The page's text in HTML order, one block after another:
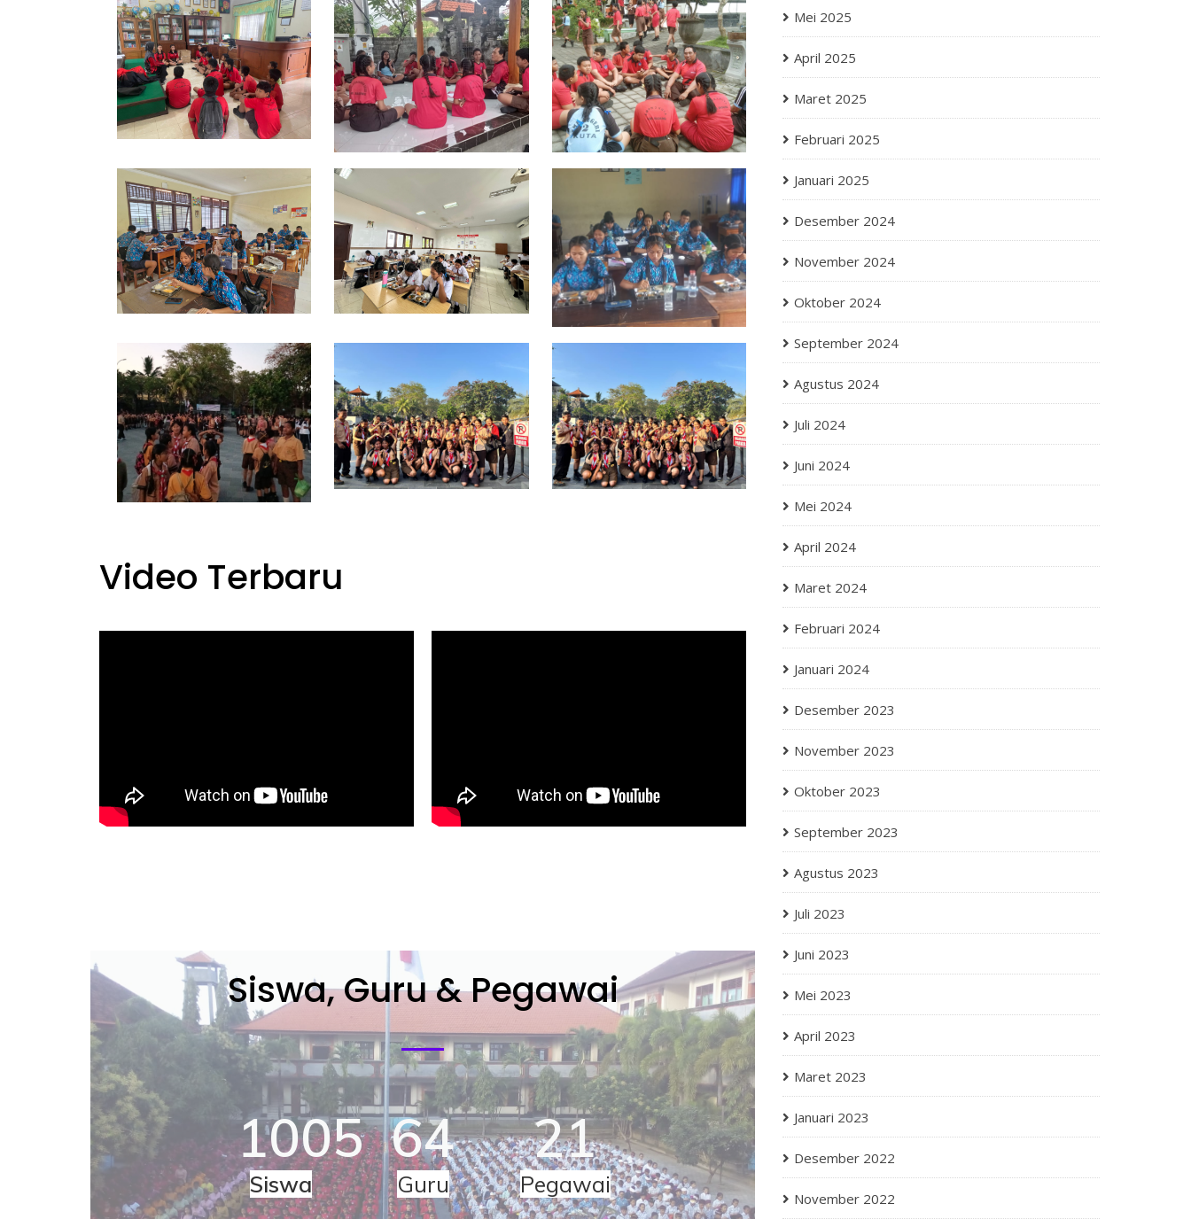
Video Terbaru
Siswa, Guru & Pegawai
1005
Siswa
64
Guru
21
Pegawai
Mei 2025
April 2025
Maret 2025
Februari 2025
Januari 2025
Desember 2024
November 2024
Oktober 2024
September 2024
Agustus 2024
Juli 2024
Juni 2024
Mei 2024
April 2024
Maret 2024
Februari 2024
Januari 2024
Desember 2023
November 2023
Oktober 2023
September 2023
Agustus 2023
Juli 2023
Juni 2023
Mei 2023
April 2023
Maret 2023
Januari 2023
Desember 2022
November 2022